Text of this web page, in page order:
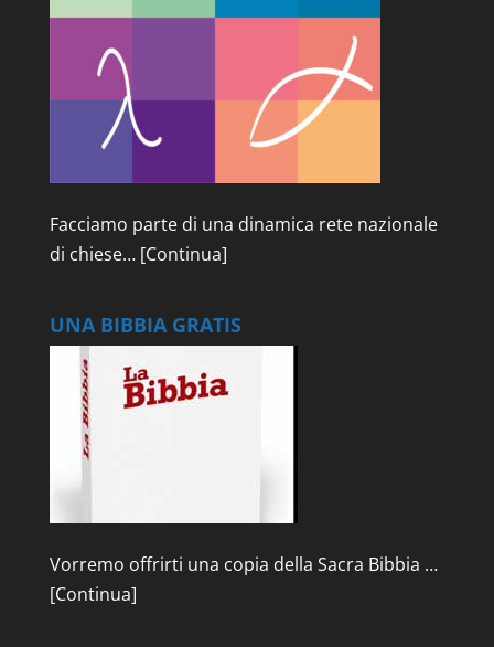
Facciamo parte di una dinamica rete nazionale
di chiese… [Continua]
UNA BIBBIA GRATIS
Vorremo offrirti una copia della Sacra Bibbia …
[Continua]